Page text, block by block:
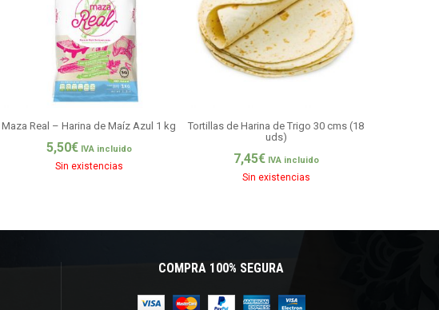
Maza Real – Harina de Maíz Azul 1 kg
5,50€ IVA incluido
Sin existencias
Tortillas de Harina de Trigo 30 cms (18
uds)
7,45€ IVA incluido
Sin existencias
COMPRA 100% SEGURA